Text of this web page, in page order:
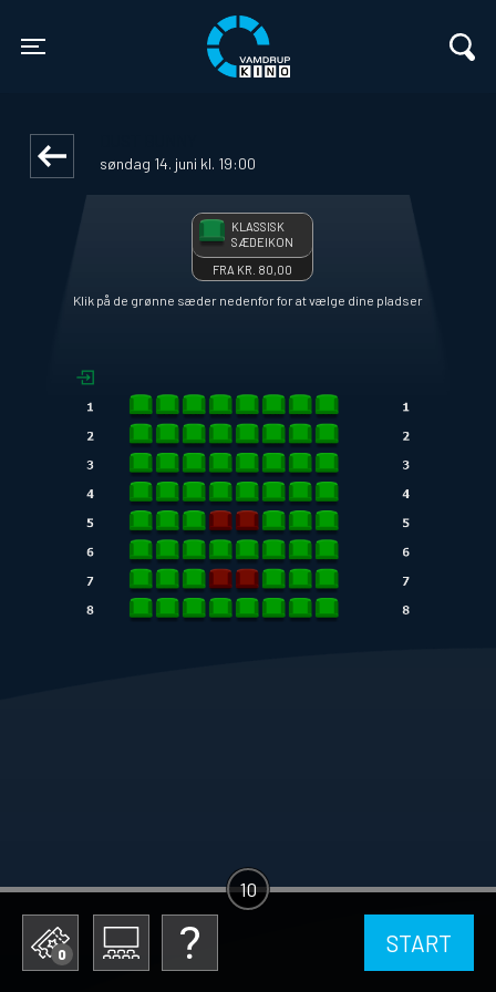
Vamdrup Kino
søndag 14. juni kl. 19:00
KLASSISK
SÆDEIKON
FRA KR. 80,00
Klik på de grønne sæder nedenfor for at vælge dine pladser
0 START
10
front03-cc 061351